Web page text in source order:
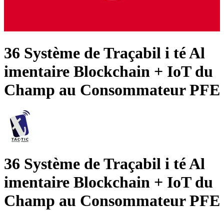
36 Système de Traçabil i té Al
imentaire Blockchain + IoT du
Champ au Consommateur PFE
36 Système de Traçabil i té Al
imentaire Blockchain + IoT du
Champ au Consommateur PFE